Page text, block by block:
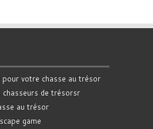
votre chasse au trésor
chasseurs de trésorsr
au trésor
game